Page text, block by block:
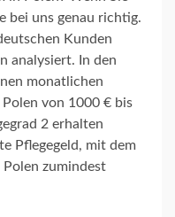
bei uns genau richtig.
Kunden
analysiert. In den
monatlichen
von 1000 € bis
2 erhalten
Pflegegeld, mit dem
Polen zumindest